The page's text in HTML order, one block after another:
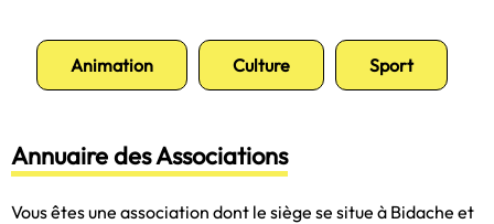
Animation Culture Sport
Annuaire des Associations
Vous êtes une association dont le siège se situe à Bidache et